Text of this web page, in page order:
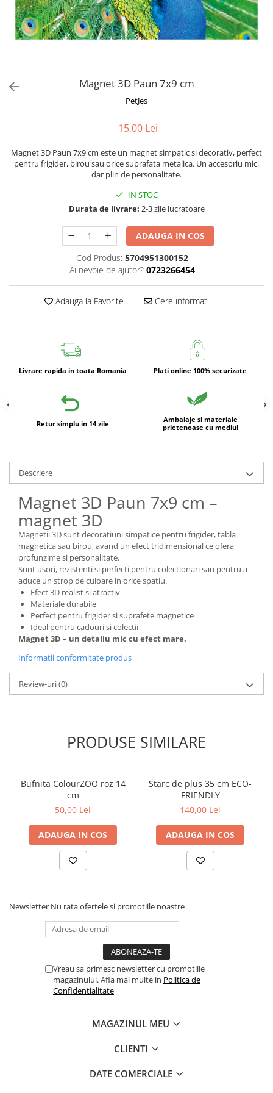
Creioane
Caiete 3D
Glitter Eyes
Fairytales
Wild Hangers
ColourZoo
Girly
Lovely Hearts
Animals in Tubes
Magnet 3D Paun 7x9 cm
PetJes
15,00 Lei
Magnet 3D Paun 7x9 cm este un magnet simpatic si decorativ, perfect
pentru frigider, birou sau orice suprafata metalica. Un accesoriu mic,
dar plin de personalitate.
IN STOC
Durata de livrare: 2-3 zile lucratoare
ADAUGA IN COS
Cod Produs: 5704951300152
Ai nevoie de ajutor? 0723266454
Adauga la Favorite Cere informatii
Livrare rapida in toata Romania Plati online 100% securizate
Retur simplu in 14 zile
Ambalaje si materiale
prietenoase cu mediul
Descriere
Magnet 3D Paun 7x9 cm –
magnet 3D
Magnetii 3D sunt decoratiuni simpatice pentru frigider, tabla
magnetica sau birou, avand un efect tridimensional ce ofera
profunzime si personalitate.
Sunt usori, rezistenti si perfecti pentru colectionari sau pentru a
aduce un strop de culoare in orice spatiu.
Efect 3D realist si atractiv
Materiale durabile
Perfect pentru frigider si suprafete magnetice
Ideal pentru cadouri si colectii
Magnet 3D – un detaliu mic cu efect mare.
Informatii conformitate produs
Review-uri(0)
PRODUSE SIMILARE
Bufnita ColourZOO roz 14
cm
50,00 Lei
ADAUGA IN COS
Starc de plus 35 cm ECO-
FRIENDLY
140,00 Lei
ADAUGA IN COS
Newsletter Nu rata ofertele si promotiile noastre
Vreau sa primesc newsletter cu promotiile
magazinului. Afla mai multe in Politica de
Confidentialitate
MAGAZINUL MEU
CLIENTI
DATE COMERCIALE